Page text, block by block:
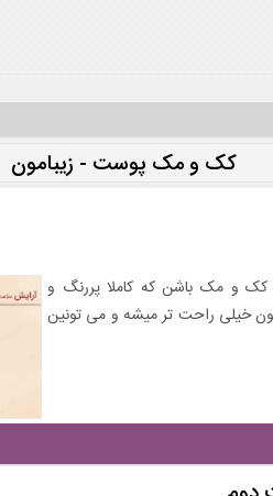
کک و مک پوست - زیبامون
و مک باشن که کاملا پررنگ و
خیلی راحت تر میشه و می تونین